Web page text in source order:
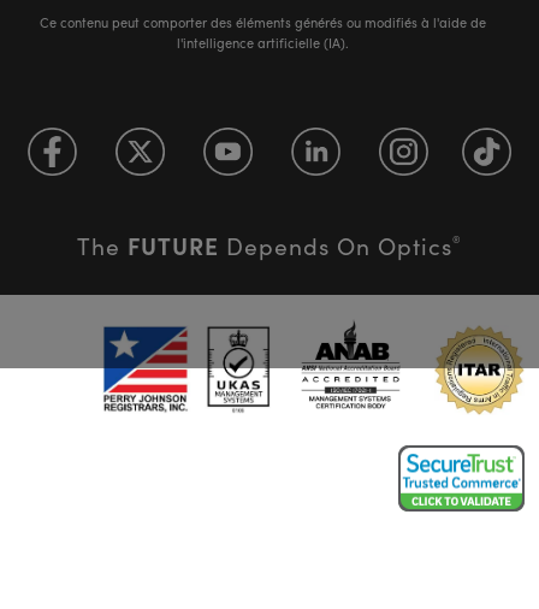
Ce contenu peut comporter des éléments générés ou modifiés à l'aide de
l'intelligence artificielle (IA).
The FUTURE Depends On Optics®